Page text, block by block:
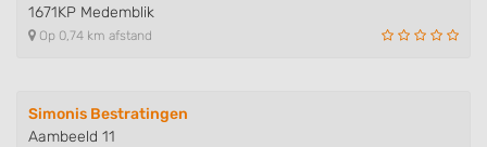
1671KP Medemblik
Op 0,74 km afstand
Simonis Bestratingen
Aambeeld 11